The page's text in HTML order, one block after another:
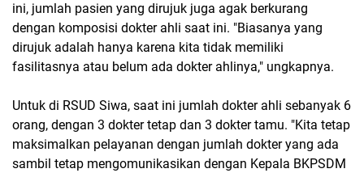
ini, jumlah pasien yang dirujuk juga agak berkurang
dengan komposisi dokter ahli saat ini. "Biasanya yang
dirujuk adalah hanya karena kita tidak memiliki
fasilitasnya atau belum ada dokter ahlinya," ungkapnya.
Untuk di RSUD Siwa, saat ini jumlah dokter ahli sebanyak 6
orang, dengan 3 dokter tetap dan 3 dokter tamu. "Kita tetap
maksimalkan pelayanan dengan jumlah dokter yang ada
sambil tetap mengomunikasikan dengan Kepala BKPSDM